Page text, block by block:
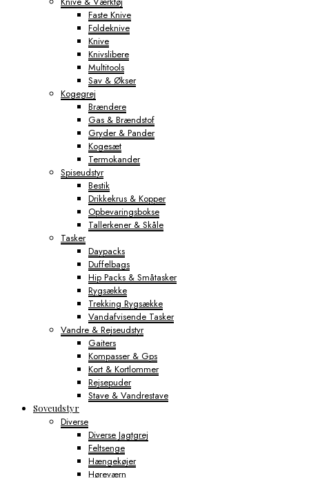
Faste Knive
Foldeknive
Knive
Knivslibere
Multitools
Sav & Økser
Kogegrej
Brændere
Gas & Brændstof
Gryder & Pander
Kogesæt
Termokander
Spiseudstyr
Bestik
Drikkekrus & Kopper
Opbevaringsbokse
Tallerkener & Skåle
Tasker
Daypacks
Duffelbags
Hip Packs & Småtasker
Rygsække
Trekking Rygsække
Vandafvisende Tasker
Vandre & Rejseudstyr
Gaiters
Kompasser & Gps
Kort & Kortlommer
Rejsepuder
Stave & Vandrestave
Soveudstyr
Diverse
Diverse Jagtgrej
Feltsenge
Hængekøjer
Høreværn